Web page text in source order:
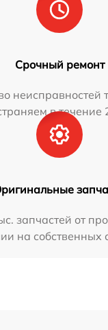
Срочный ремонт
неисправностей
в течение
запчастей от
на собственных